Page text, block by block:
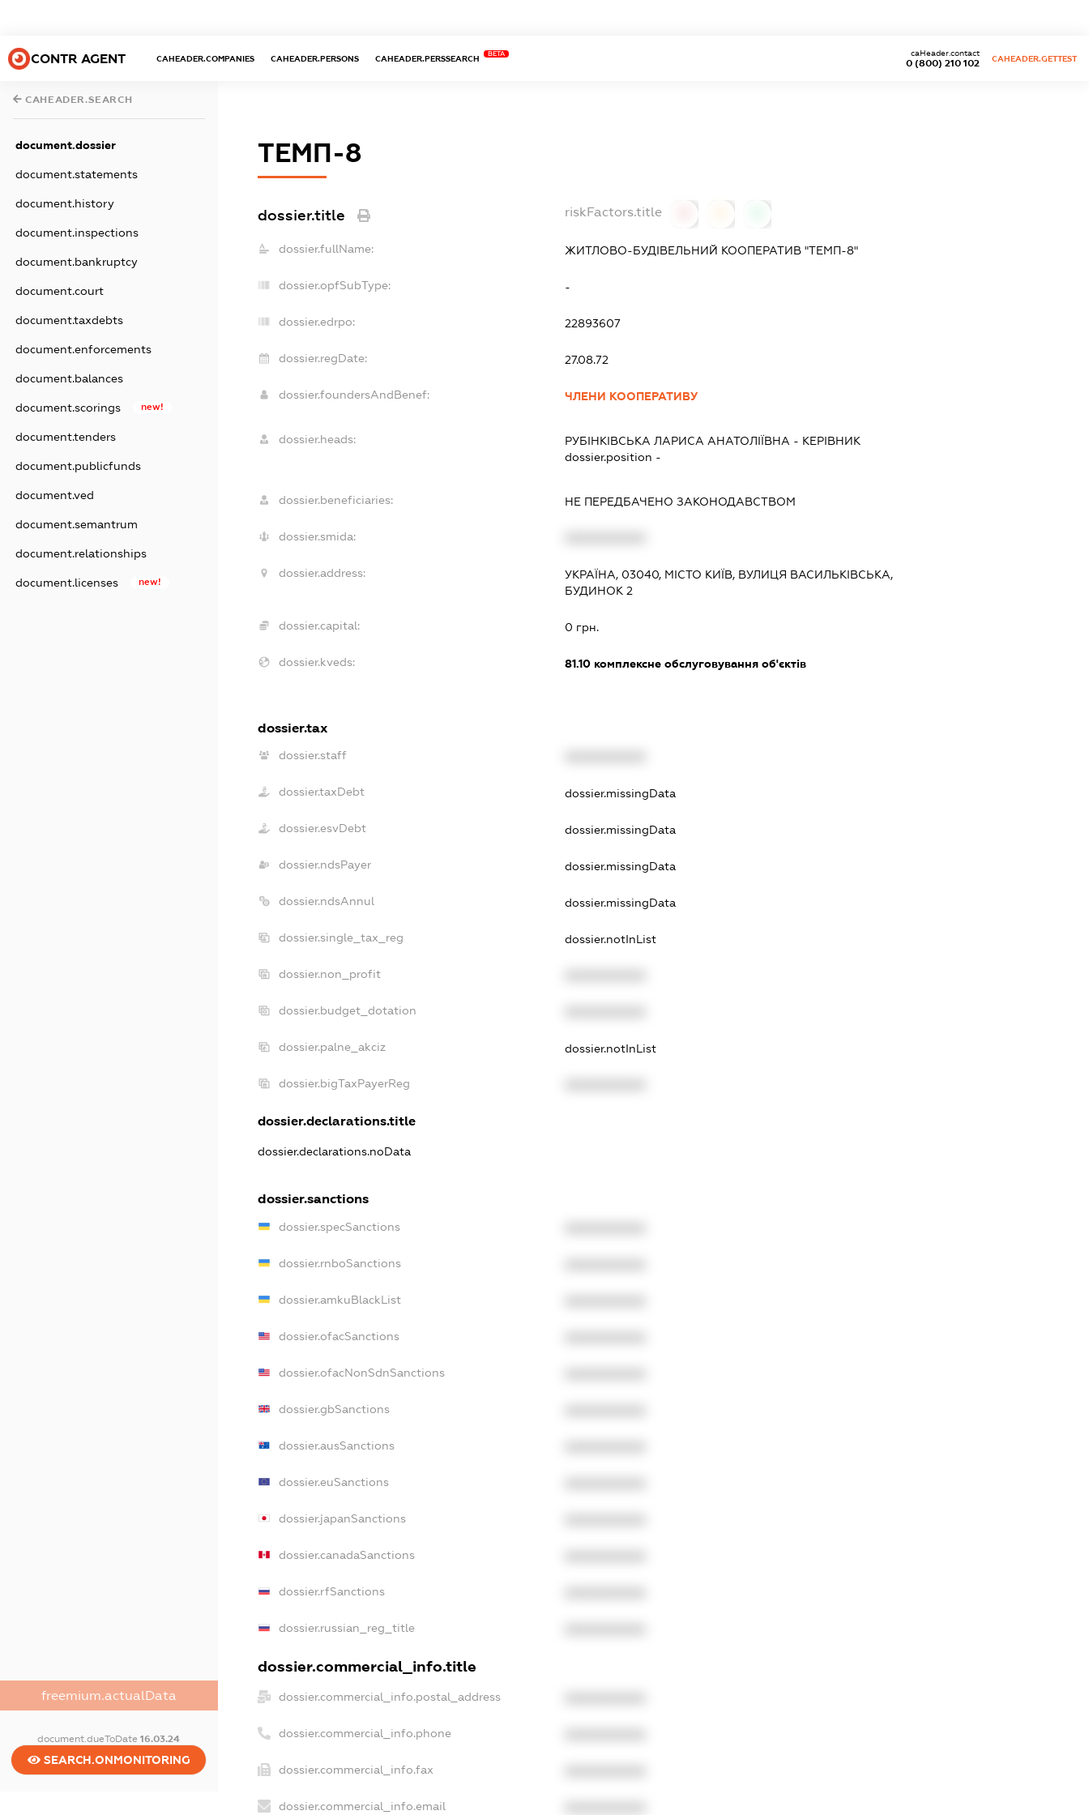
CONTR AGENT CAHEADER.COMPANIES CAHEADER.PERSONS CAHEADER.PERSSEARCH
BETA
0 (800) 210 102
caHeader.contact
CAHEADER.GETTEST
CAHEADER.SEARCH
document.dossier
document.statements
document.history
document.inspections
document.bankruptcy
document.court
document.taxdebts
document.enforcements
document.balances
document.scorings new!
document.tenders
document.publicfunds
document.ved
document.semantrum
document.relationships
document.licenses new!
freemium.actualData
document.dueToDate16.03.24
SEARCH.ONMONITORING
ТЕМП-8
dossier.title riskFactors.title
dossier.fullName: ЖИТЛОВО-БУДІВЕЛЬНИЙ КООПЕРАТИВ "ТЕМП-8"
dossier.opfSubType: -
dossier.edrpo: 22893607
dossier.regDate: 27.08.72
dossier.foundersAndBenef: ЧЛЕНИ КООПЕРАТИВУ
dossier.heads: РУБІНКІВСЬКА ЛАРИСА АНАТОЛІЇВНА - КЕРІВНИК
dossier.position -
dossier.beneficiaries: НЕ ПЕРЕДБАЧЕНО ЗАКОНОДАВСТВОМ
dossier.smida:
dossier.address:
УКРАЇНА, 03040, МІСТО КИЇВ, ВУЛИЦЯ ВАСИЛЬКІВСЬКА,
БУДИНОК 2
dossier.capital: 0 грн.
dossier.kveds: 81.10 комплексне обслуговування об'єктів
dossier.tax
dossier.staff
dossier.taxDebt dossier.missingData
dossier.esvDebt dossier.missingData
dossier.ndsPayer dossier.missingData
dossier.ndsAnnul dossier.missingData
dossier.single_tax_reg dossier.notInList
dossier.non_profit
dossier.budget_dotation
dossier.palne_akciz dossier.notInList
dossier.bigTaxPayerReg
dossier.declarations.title
dossier.declarations.noData
dossier.sanctions
dossier.specSanctions
dossier.rnboSanctions
dossier.amkuBlackList
dossier.ofacSanctions
dossier.ofacNonSdnSanctions
dossier.gbSanctions
dossier.ausSanctions
dossier.euSanctions
dossier.japanSanctions
dossier.canadaSanctions
dossier.rfSanctions
dossier.russian_reg_title
dossier.commercial_info.title
dossier.commercial_info.postal_address
dossier.commercial_info.phone
dossier.commercial_info.fax
dossier.commercial_info.email